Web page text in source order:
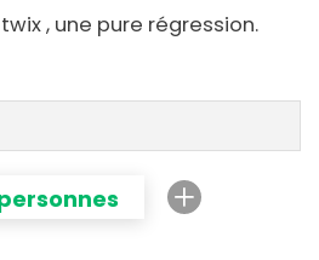
, une pure régression.